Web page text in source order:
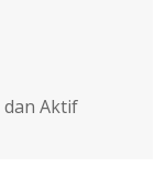
Aktif